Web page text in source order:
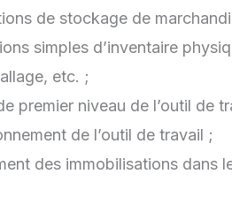
de stockage de
simples d’inventaire
etc. ;
premier niveau de l’outil de
de l’outil de travail ;
des immobilisations dans